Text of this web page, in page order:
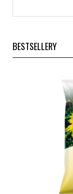
BESTSELLERY